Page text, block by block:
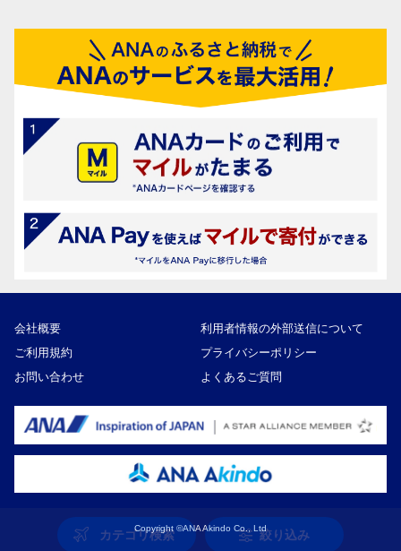
カテゴリ検索 絞り込み
会社概要
利用者情報の外部送信について
ご利用規約
プライバシーポリシー
お問い合わせ
よくあるご質問
Copyright ©ANA Akindo Co., Ltd